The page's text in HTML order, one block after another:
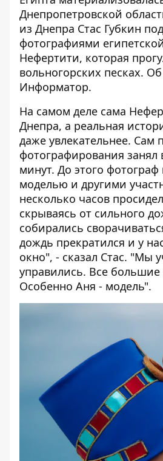
Днепропетровской
из Днепра Стас Губкин
фотографиями
Нефертити, которая
вольногорских песках.
Информатор.
На самом деле сама
Днепра, а реальная
даже увлекательнее. Сам
фотографирования занял
минут. До этого фотограф
моделью и другими
несколько часов
скрываясь от сильного
собирались
дождь прекратился и у
окно", - сказал Стас. "Мы
управились. Все
Особенно Аня - модель".